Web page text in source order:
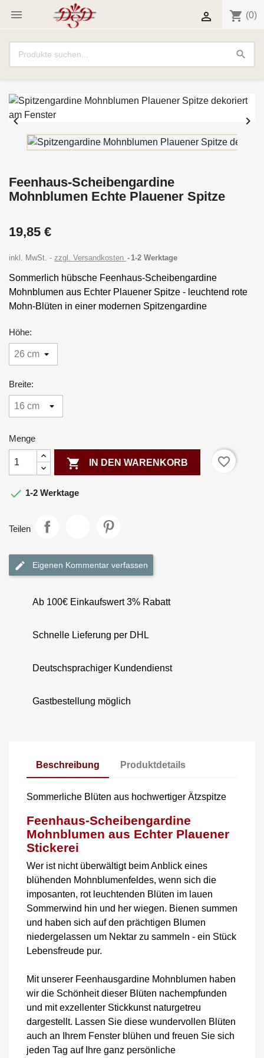
 shopping_cart (0)

search
 
Feenhaus-Scheibengardine
Mohnblumen Echte Plauener Spitze
19,85 €
inkl. MwSt. zzgl. Versandkosten 1-2 Werktage
Sommerlich hübsche Feenhaus-Scheibengardine
Mohnblumen aus Echter Plauener Spitze - leuchtend rote
Mohn-Blüten in einer modernen Spitzengardine
Höhe:
Breite:
Menge
 IN DEN WARENKORB favorite_border
 1-2 Werktage
Teilen
Eigenen Kommentar verfassen
Ab 100€ Einkaufswert 3% Rabatt
Schnelle Lieferung per DHL
Deutschsprachiger Kundendienst
Gastbestellung möglich
Beschreibung Produktdetails
Sommerliche Blüten aus hochwertiger Ätzspitze
Feenhaus-Scheibengardine
Mohnblumen aus Echter Plauener
Stickerei
Wer ist nicht überwältigt beim Anblick eines
blühenden Mohnblumenfeldes, wenn sich die
imposanten, rot leuchtenden Blüten im lauen
Sommerwind hin und her wiegen. Bienen summen
und haben sich auf den prächtigen Blumen
niedergelassen um Nektar zu sammeln - ein Stück
Lebensfreude pur.
Mit unserer Feenhausgardine Mohnblumen haben
wir die Schönheit dieser Blüten nachempfunden
und mit exzellenter Stickkunst naturgetreu
dargestellt. Lassen Sie diese wundervollen Blüten
auch an Ihrem Fenster blühen und freuen Sie sich
jeden Tag auf Ihre ganz persönliche